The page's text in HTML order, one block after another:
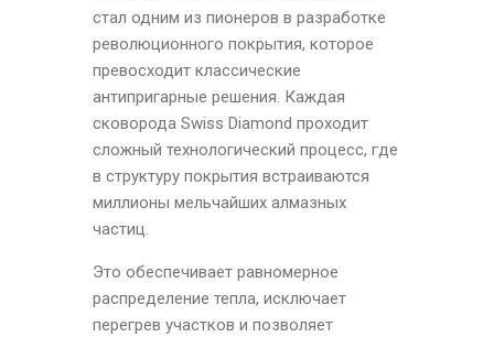
стал одним из пионеров в разработке
революционного покрытия, которое
превосходит классические
антипригарные решения. Каждая
сковорода Swiss Diamond проходит
сложный технологический процесс, где
в структуру покрытия встраиваются
миллионы мельчайших алмазных
частиц.
Это обеспечивает равномерное
распределение тепла, исключает
перегрев участков и позволяет